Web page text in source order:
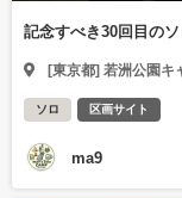
記念すべき30回目の
[東京都] 若洲公園キ
ソロ 区画サイト
ma9